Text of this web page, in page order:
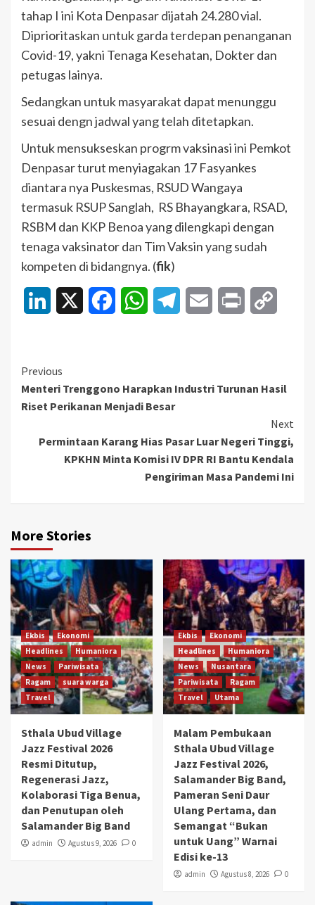
tahap I ini Kota Denpasar dijatah 24.280 vial.
Diprioritaskan untuk garda terdepan penanganan
Covid-19, yakni Tenaga Kesehatan, Dokter dan
petugas lainya.
Sedangkan untuk masyarakat dapat menunggu
sesuai dengn jadwal yang telah ditetapkan.
Untuk mensukseskan progrm vaksinasi ini Pemkot
Denpasar turut menyiagakan 17 Fasyankes
diantara nya Puskesmas, RSUD Wangaya
termasuk RSUP Sanglah, RS Bhayangkara, RSAD,
RSBM dan KKP Benoa yang dilengkapi dengan
tenaga vaksinator dan Tim Vaksin yang sudah
kompeten di bidangnya. (fik)
LinkedIn FacebookWhatsAppTelegramEmail Print
Continue
Reading
Previous
Menteri Trenggono Harapkan Industri Turunan Hasil
Riset Perikanan Menjadi Besar
Next
Permintaan Karang Hias Pasar Luar Negeri Tinggi,
KPKHN Minta Komisi IV DPR RI Bantu Kendala
Pengiriman Masa Pandemi Ini
More Stories
Ekbis
Ekonomi
Headlines
Humaniora
News
Pariwisata
Ragam
suara warga
Travel
Sthala Ubud Village
Jazz Festival 2026
Resmi Ditutup,
Regenerasi Jazz,
Kolaborasi Tiga Benua,
dan Penutupan oleh
Salamander Big Band
admin Agustus 9, 2026 0
Ekbis
Ekonomi
Headlines
Humaniora
News
Nusantara
Pariwisata
Ragam
Travel
Utama
Malam Pembukaan
Sthala Ubud Village
Jazz Festival 2026,
Salamander Big Band,
Pameran Seni Daur
Ulang Pertama, dan
Semangat “Bukan
untuk Uang” Warnai
Edisi ke-13
admin Agustus 8, 2026 0